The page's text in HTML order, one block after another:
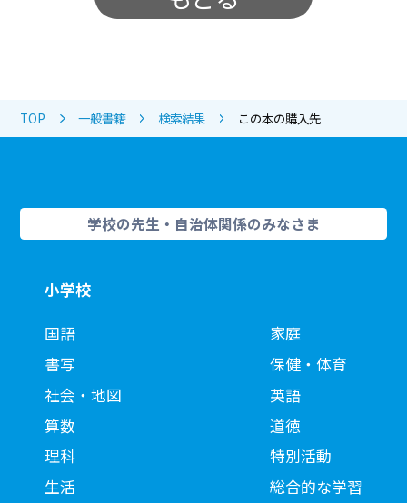
TOP 一般書籍 検索結果 この本の購入先
学校の先生・自治体関係のみなさま
小学校
国語
書写
社会・地図
算数
理科
生活
家庭
保健・体育
英語
道徳
特別活動
総合的な学習